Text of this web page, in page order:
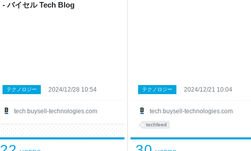
- バイセル Tech Blog
tech.buysell-technologies.com
テクノロジー 2024/12/28 10:54
tech.buysell-technologies.com
テクノロジー 2024/12/21 10:04
techfeed